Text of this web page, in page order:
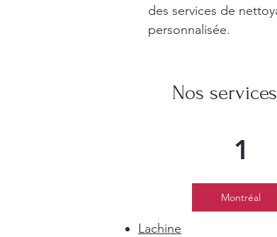
des services de
personnalisée.
Nos
1
Montréal
Lachine